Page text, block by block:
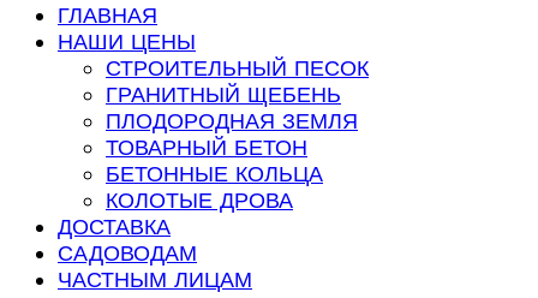
ГЛАВНАЯ
НАШИ ЦЕНЫ
СТРОИТЕЛЬНЫЙ ПЕСОК
ГРАНИТНЫЙ ЩЕБЕНЬ
ПЛОДОРОДНАЯ ЗЕМЛЯ
ТОВАРНЫЙ БЕТОН
БЕТОННЫЕ КОЛЬЦА
КОЛОТЫЕ ДРОВА
ДОСТАВКА
САДОВОДАМ
ЧАСТНЫМ ЛИЦАМ